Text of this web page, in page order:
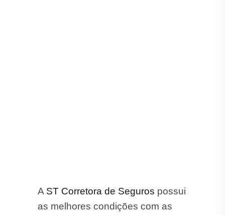
A ST Corretora de Seguros possui
as melhores condições com as